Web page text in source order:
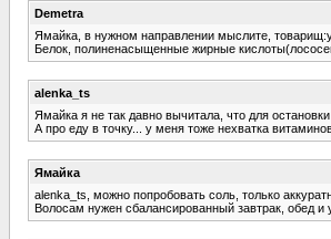
Demetra
Ямайка, в нужном направлении мыслите,
Белок, полиненасыщенные жирные
alenka_ts
Ямайка я не так давно вычитала, что для
А про еду в точку... у меня тоже нехватка
Ямайка
alenka_ts, можно попробовать соль, только
Волосам нужен сбалансированный завтрак, обед